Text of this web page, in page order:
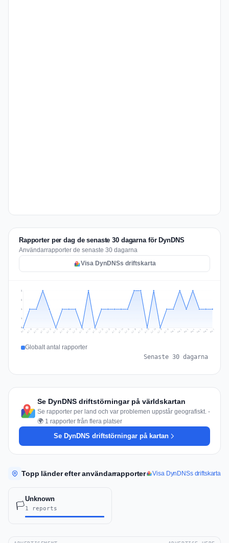
Rapporter per dag de senaste 30 dagarna för DynDNS
Användarrapporter de senaste 30 dagarna
Visa DynDNSs driftskarta
1
1
2
2
Jul 9 Jul 10 Jul 11 Jul 12 Jul 13 Jul 14 Jul 15 Jul 16 Jul 17 Jul 18 Jul 19 Jul 20 Jul 21 Jul 22 Jul 23 Jul 24 Jul 25 Jul 26 Jul 27 Jul 28 Jul 29 Jul 30 Jul 31 Aug 1 Aug 2 Aug 3 Aug 4 Aug 5 Aug 6 Aug 7
Globalt antal rapporter
Senaste 30 dagarna
Se DynDNS driftstörningar på världskartan
Se rapporter per land och var problemen uppstår geografiskt. -
🌍 1 rapporter från flera platser
Se DynDNS driftstörningar på kartan
Topp länder efter användarrapporter Visa DynDNSs driftskarta
🏳️
Unknown
1 reports